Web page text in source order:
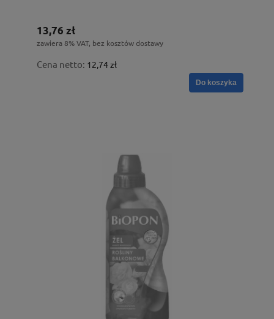
13,76 zł
zawiera 8% VAT, bez kosztów dostawy
Cena netto: 12,74 zł
Do koszyka